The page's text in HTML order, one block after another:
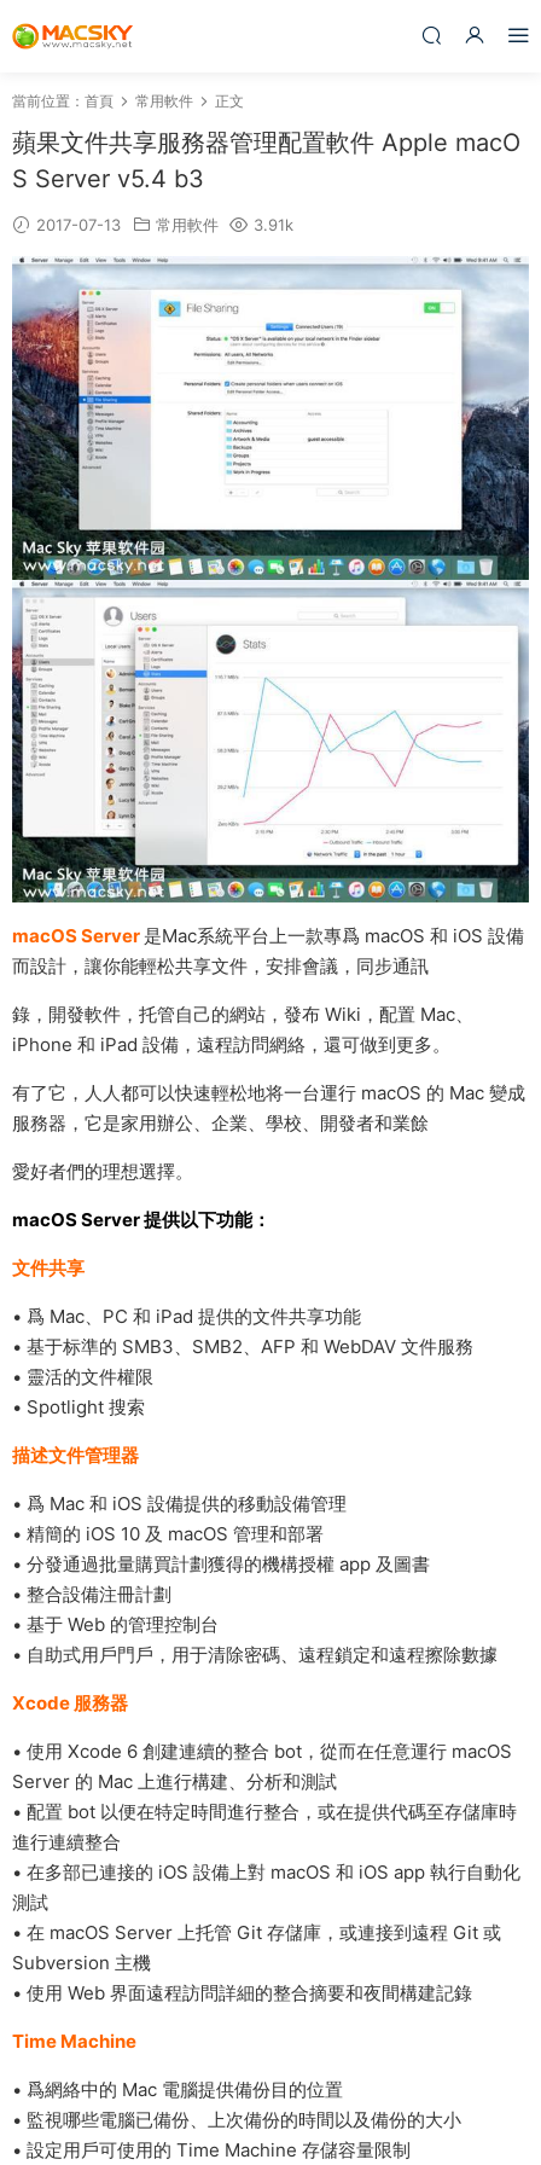
當前位置： 首頁 常用軟件 正文
蘋果文件共享服務器管理配置軟件 Apple macO
S Server v5.4 b3
2017-07-13 常用軟件 3.91k
macOS Server 是Mac系統平台上一款專爲 macOS 和 iOS 設備
而設計，讓你能輕松共享文件，安排會議，同步通訊
錄，開發軟件，托管自己的網站，發布 Wiki，配置 Mac、
iPhone 和 iPad 設備，遠程訪問網絡，還可做到更多。
有了它，人人都可以快速輕松地将一台運行 macOS 的 Mac 變成
服務器，它是家用辦公、企業、學校、開發者和業餘
愛好者們的理想選擇。
macOS Server 提供以下功能：
文件共享
• 爲 Mac、PC 和 iPad 提供的文件共享功能
• 基于标準的 SMB3、SMB2、AFP 和 WebDAV 文件服務
• 靈活的文件權限
• Spotlight 搜索
描述文件管理器
• 爲 Mac 和 iOS 設備提供的移動設備管理
• 精簡的 iOS 10 及 macOS 管理和部署
• 分發通過批量購買計劃獲得的機構授權 app 及圖書
• 整合設備注冊計劃
• 基于 Web 的管理控制台
• 自助式用戶門戶，用于清除密碼、遠程鎖定和遠程擦除數據
Xcode 服務器
• 使用 Xcode 6 創建連續的整合 bot，從而在任意運行 macOS
Server 的 Mac 上進行構建、分析和測試
• 配置 bot 以便在特定時間進行整合，或在提供代碼至存儲庫時
進行連續整合
• 在多部已連接的 iOS 設備上對 macOS 和 iOS app 執行自動化
測試
• 在 macOS Server 上托管 Git 存儲庫，或連接到遠程 Git 或
Subversion 主機
• 使用 Web 界面遠程訪問詳細的整合摘要和夜間構建記錄
Time Machine
• 爲網絡中的 Mac 電腦提供備份目的位置
• 監視哪些電腦已備份、上次備份的時間以及備份的大小
• 設定用戶可使用的 Time Machine 存儲容量限制